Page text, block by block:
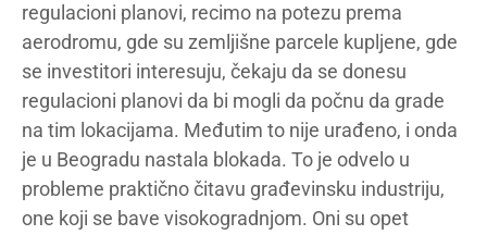
regulacioni planovi, recimo na potezu prema
aerodromu, gde su zemljišne parcele kupljene, gde
se investitori interesuju, čekaju da se donesu
regulacioni planovi da bi mogli da počnu da grade
na tim lokacijama. Međutim to nije urađeno, i onda
je u Beogradu nastala blokada. To je odvelo u
probleme praktično čitavu građevinsku industriju,
one koji se bave visokogradnjom. Oni su opet